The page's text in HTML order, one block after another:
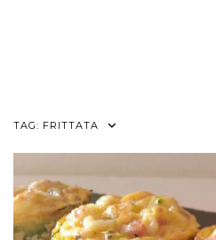
TAG: FRITTATA